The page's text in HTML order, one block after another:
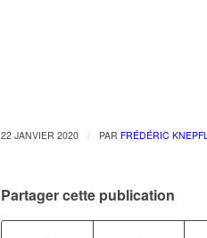
22 JANVIER 2020 / PAR FRÉDÉRIC
Partager cette publication